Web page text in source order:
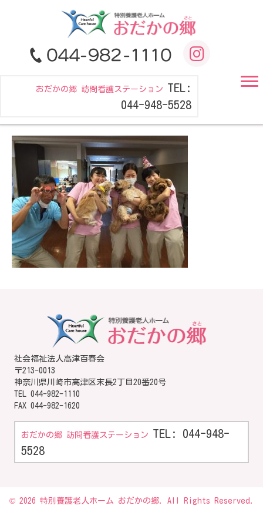
おだかの郷 訪問看護ステーション TEL:
044-948-5528
社会福祉法人高津百春会
〒213-0013
神奈川県川崎市高津区末長2丁目20番20号
TEL 044-982-1110
FAX 044-982-1620
おだかの郷 訪問看護ステーション TEL: 044-948-
5528
© 2026 特別養護老人ホーム おだかの郷. All Rights Reserved.